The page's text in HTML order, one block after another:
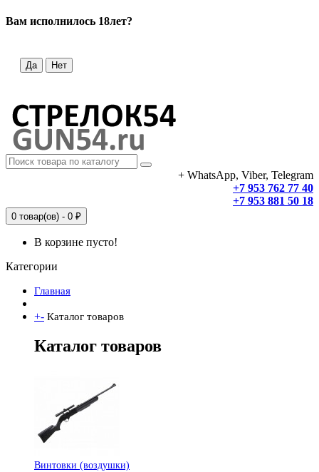
Вам исполнилось 18лет?
Да Нет
+ WhatsApp, Viber, Telegram
+7 953 762 77 40
+7 953 881 50 18
0 товар(ов) - 0 ₽
В корзине пусто!
Категории
Главная
+- Каталог товаров
Каталог товаров
Винтовки (воздушки)